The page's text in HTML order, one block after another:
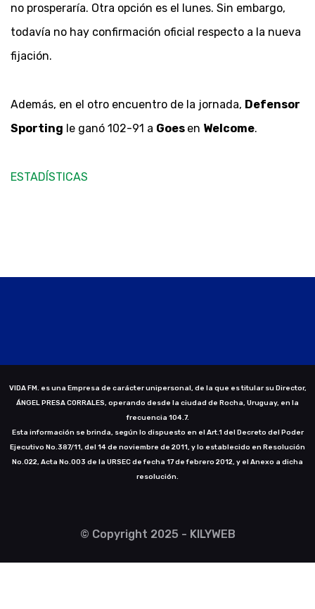
no prosperaría. Otra opción es el lunes. Sin embargo,
todavía no hay confirmación oficial respecto a la nueva
fijación.
Además, en el otro encuentro de la jornada, Defensor
Sporting le ganó 102-91 a Goes en Welcome.
ESTADÍSTICAS
VIDA FM. es una Empresa de carácter unipersonal, de la que es titular su Director,
ÁNGEL PRESA CORRALES, operando desde la ciudad de Rocha, Uruguay, en la
frecuencia 104.7.
Esta información se brinda, según lo dispuesto en el Art.1 del Decreto del Poder
Ejecutivo No.387/11, del 14 de noviembre de 2011, y lo establecido en Resolución
No.022, Acta No.003 de la URSEC de fecha 17 de febrero 2012, y el Anexo a dicha
resolución.
© Copyright 2025 - KILYWEB